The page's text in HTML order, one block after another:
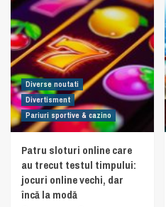
Diverse noutati
Divertisment
Pariuri sportive & cazino
Patru sloturi online care
au trecut testul timpului:
jocuri online vechi, dar
încă la modă